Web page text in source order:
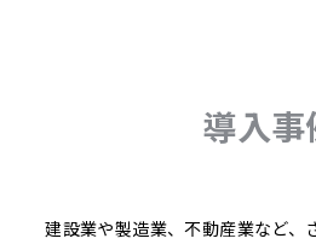
導入事
建設業や製造業、不動産業など、